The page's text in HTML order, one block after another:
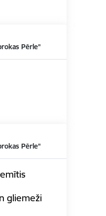
Pērle"
Pērle"
gliemeži